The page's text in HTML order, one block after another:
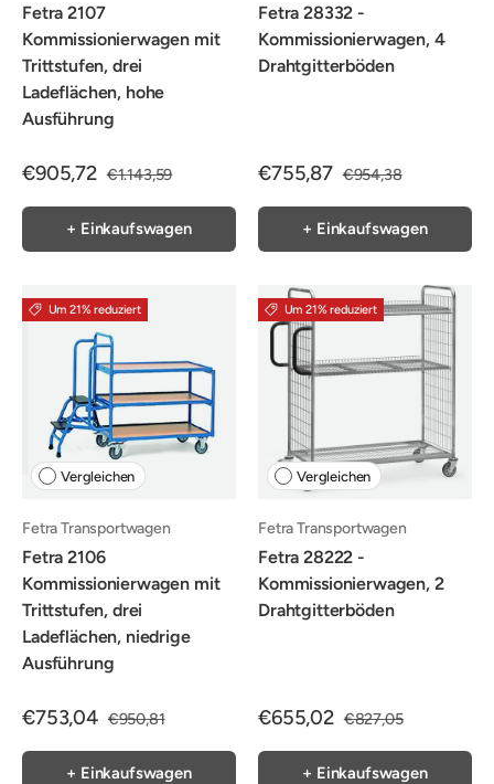
Fetra 2107
Kommissionierwagen mit
Trittstufen, drei
Ladeflächen, hohe
Ausführung
€905,72 €1.143,59
+ Einkaufswagen
Fetra 28332 -
Kommissionierwagen, 4
Drahtgitterböden
€755,87 €954,38
+ Einkaufswagen
Um 21% reduziert
Vergleichen
Fetra Transportwagen
Fetra 2106
Kommissionierwagen mit
Trittstufen, drei
Ladeflächen, niedrige
Ausführung
€753,04 €950,81
+ Einkaufswagen
Um 21% reduziert
Vergleichen
Fetra Transportwagen
Fetra 28222 -
Kommissionierwagen, 2
Drahtgitterböden
€655,02 €827,05
+ Einkaufswagen